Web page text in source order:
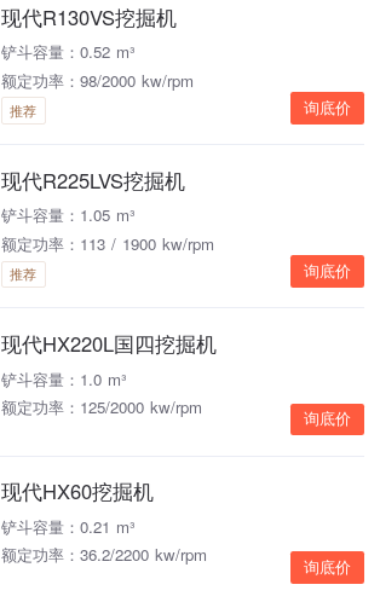
现代R130VS挖掘机
铲斗容量：0.52 m³
额定功率：98/2000 kw/rpm
推荐 询底价
现代R225LVS挖掘机
铲斗容量：1.05 m³
额定功率：113 / 1900 kw/rpm
推荐 询底价
现代HX220L国四挖掘机
铲斗容量：1.0 m³
额定功率：125/2000 kw/rpm
询底价
现代HX60挖掘机
铲斗容量：0.21 m³
额定功率：36.2/2200 kw/rpm
询底价